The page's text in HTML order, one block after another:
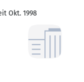
Okt. 1998